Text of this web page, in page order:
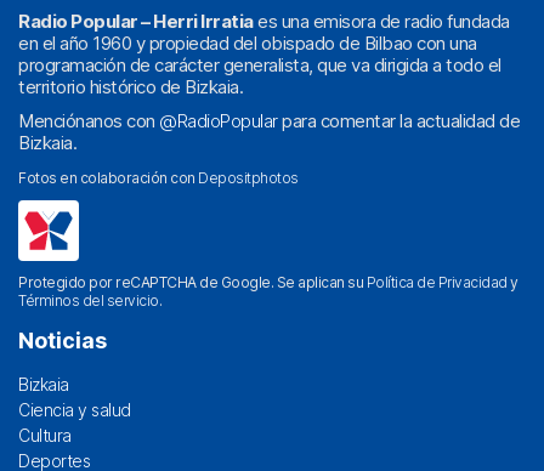
Radio Popular – Herri Irratiaes una emisora de radio fundada
en el año 1960 y propiedad del obispado de Bilbao con una
programación de carácter generalista, que va dirigida a todo el
territorio histórico de Bizkaia.
Menciónanos con @RadioPopularpara comentar la actualidad de
Bizkaia.
Fotos en colaboración con Depositphotos
Protegido por reCAPTCHA de Google. Se aplican su Política de Privacidad y
Términos del servicio.
Noticias
Bizkaia
Ciencia y salud
Cultura
Deportes